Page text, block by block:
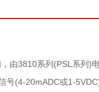
由3810系列(PSL系列)
号(4-20mADC或1-